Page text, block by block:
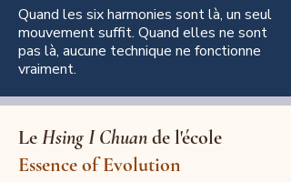
Quand les six harmonies sont là, un seul
mouvement suffit. Quand elles ne sont
pas là, aucune technique ne fonctionne
vraiment.​
LeHsing I Chuande l'école
Essence of Evolution